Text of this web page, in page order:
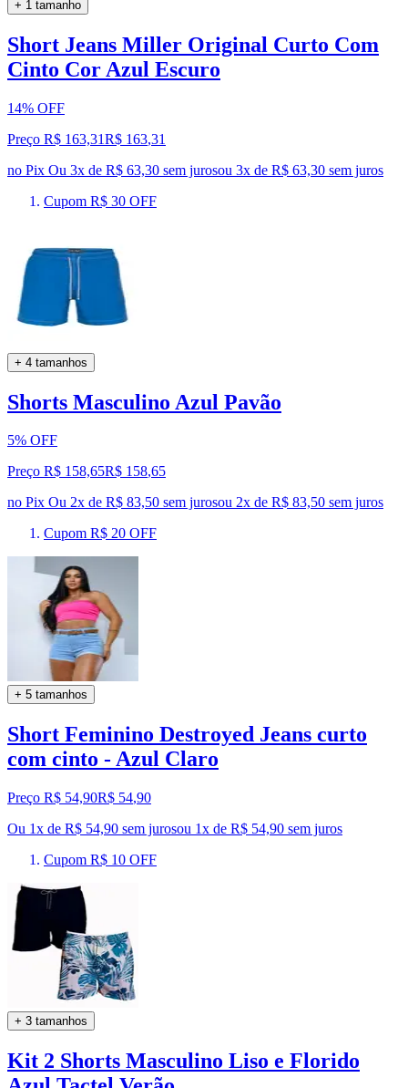
+ 1 tamanho
Short Jeans Miller Original Curto Com
Cinto Cor Azul Escuro
14% OFF
Preço R$ 163,31R$ 163,31
no Pix Ou 3x de R$ 63,30 sem jurosou 3x de R$ 63,30 sem juros
Cupom R$ 30 OFF
+ 4 tamanhos
Shorts Masculino Azul Pavão
5% OFF
Preço R$ 158,65R$ 158,65
no Pix Ou 2x de R$ 83,50 sem jurosou 2x de R$ 83,50 sem juros
Cupom R$ 20 OFF
+ 5 tamanhos
Short Feminino Destroyed Jeans curto
com cinto - Azul Claro
Preço R$ 54,90R$ 54,90
Ou 1x de R$ 54,90 sem jurosou 1x de R$ 54,90 sem juros
Cupom R$ 10 OFF
+ 3 tamanhos
Kit 2 Shorts Masculino Liso e Florido